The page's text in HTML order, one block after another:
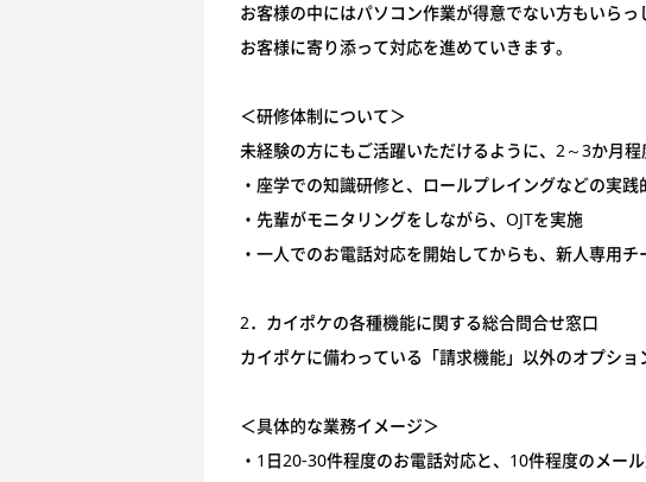
お客様の中にはパソコン作業が得意でない方もいら
お客様に寄り添って対応を進めていきます。
＜研修体制について＞
未経験の方にもご活躍いただけるように、2～3か月程
・座学での知識研修と、ロールプレイングなどの実
・先輩がモニタリングをしながら、OJTを実施
・一人でのお電話対応を開始してからも、新人専用
2．カイポケの各種機能に関する総合問合せ窓口
カイポケに備わっている「請求機能」以外のオプシ
＜具体的な業務イメージ＞
・1日20-30件程度のお電話対応と、10件程度のメール